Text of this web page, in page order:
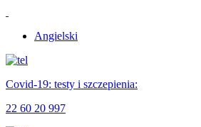
Angielski
Covid-19: testy i szczepienia:
22 60 20 997